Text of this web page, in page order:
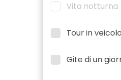
Vita notturna
Tour in
Gite di un